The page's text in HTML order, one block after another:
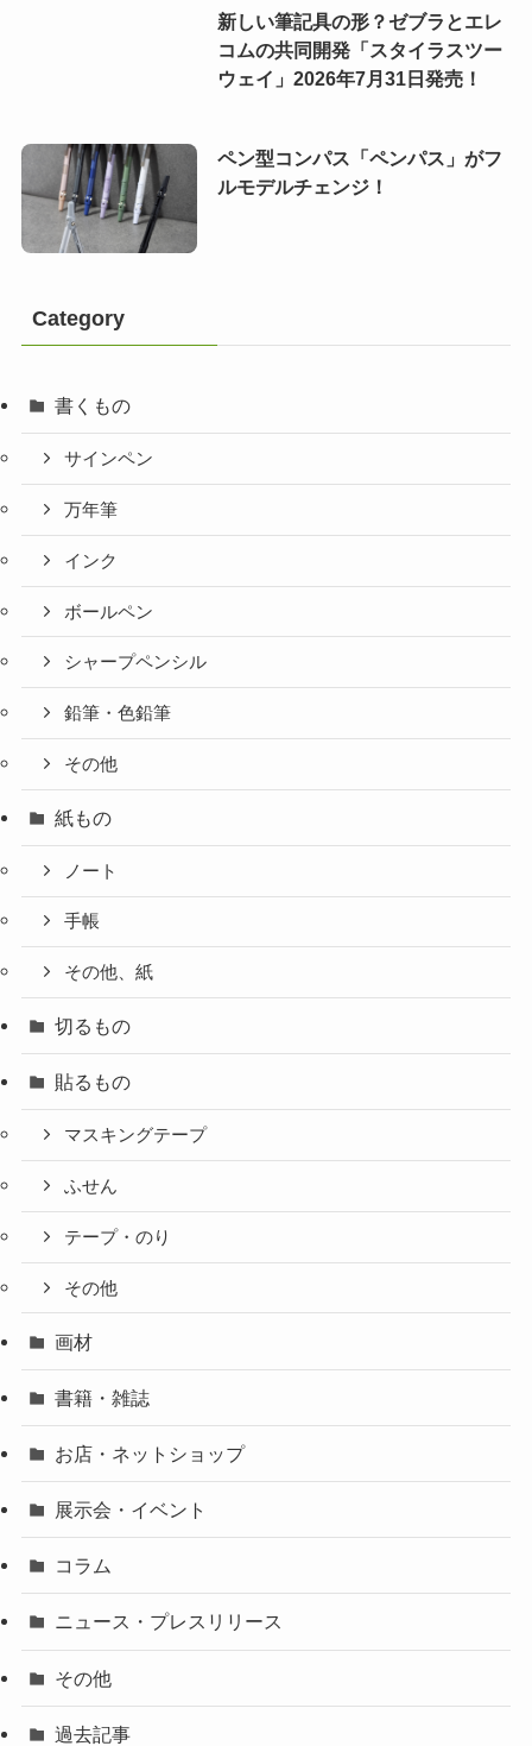
新しい筆記具の形？ゼブラとエレ
コムの共同開発「スタイラスツー
ウェイ」2026年7月31日発売！
ペン型コンパス「ペンパス」がフ
ルモデルチェンジ！
Category
書くもの
サインペン
万年筆
インク
ボールペン
シャープペンシル
鉛筆・色鉛筆
その他
紙もの
ノート
手帳
その他、紙
切るもの
貼るもの
マスキングテープ
ふせん
テープ・のり
その他
画材
書籍・雑誌
お店・ネットショップ
展示会・イベント
コラム
ニュース・プレスリリース
その他
過去記事